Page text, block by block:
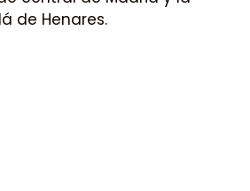
de Henares.